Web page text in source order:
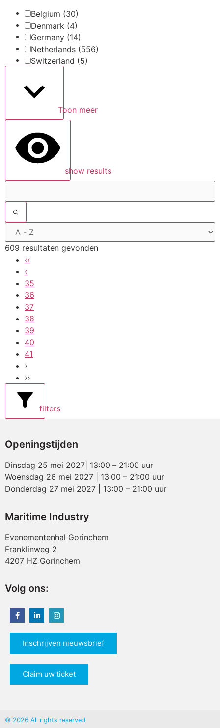
Belgium (30)
Denmark (4)
Germany (14)
Netherlands (556)
Switzerland (5)
Toon meer
show results
609 resultaten gevonden
‹‹
‹
35
36
37
38
39
40
41
›
››
filters
Openingstijden
Dinsdag 25 mei 2027| 13:00 – 21:00 uur
Woensdag 26 mei 2027 | 13:00 – 21:00 uur
Donderdag 27 mei 2027 | 13:00 – 21:00 uur
Maritime Industry
Evenementenhal Gorinchem
Franklinweg 2
4207 HZ Gorinchem
Volg ons:
Inschrijven nieuwsbrief
Claim uw ticket
© 2026 All rights reserved